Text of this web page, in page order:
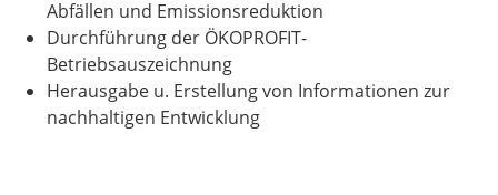
Abfällen und Emissionsreduktion
Durchführung der ÖKOPROFIT-
Betriebsauszeichnung
Herausgabe u. Erstellung von Informationen zur
nachhaltigen Entwicklung